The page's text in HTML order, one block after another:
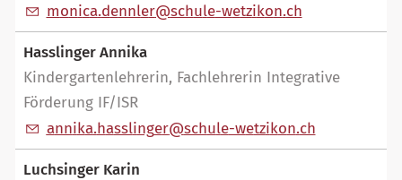
m
n c d nnl r sch l -w tz k n ch
Hasslinger Annika
Kindergartenlehrerin, Fachlehrerin Integrative
Förderung IF/ISR
nn k h ssl ng r sch l -w tz k n ch
Luchsinger Karin